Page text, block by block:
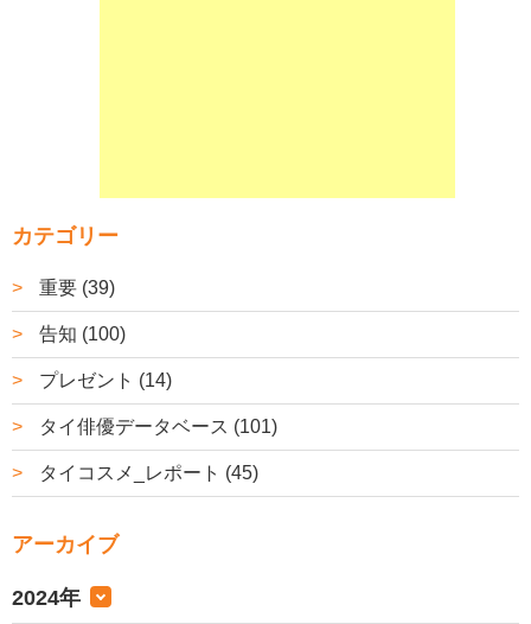
カテゴリー
重要 (39)
告知 (100)
プレゼント (14)
タイ俳優データベース (101)
タイコスメ_レポート (45)
アーカイブ
2024年